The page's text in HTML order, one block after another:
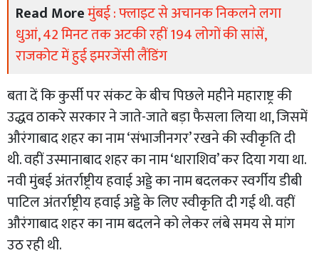
Read Moreमुंबई : फ्लाइट से अचानक निकलने लगा
धुआं, 42 मिनट तक अटकी रहीं 194 लोगों की सांसें,
राजकोट में हुई इमरजेंसी लैंडिंग
बता दें कि कुर्सी पर संकट के बीच पिछले महीने महाराष्ट्र की
उद्धव ठाकरे सरकार ने जाते-जाते बड़ा फैसला लिया था, जिसमें
औरंगाबाद शहर का नाम ‘संभाजीनगर’ रखने की स्वीकृति दी
थी. वहीं उस्मानाबाद शहर का नाम ‘धाराशिव’ कर दिया गया था.
नवी मुंबई अंतर्राष्ट्रीय हवाई अड्डे का नाम बदलकर स्वर्गीय डीबी
पाटिल अंतर्राष्ट्रीय हवाई अड्डे के लिए स्वीकृति दी गई थी. वहीं
औरंगाबाद शहर का नाम बदलने को लेकर लंबे समय से मांग
उठ रही थी.